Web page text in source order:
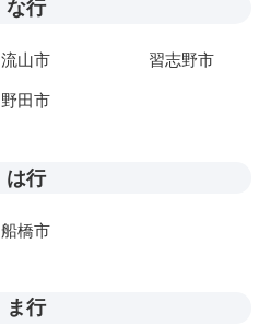
な行
流山市 習志野市
野田市
は行
船橋市
ま行